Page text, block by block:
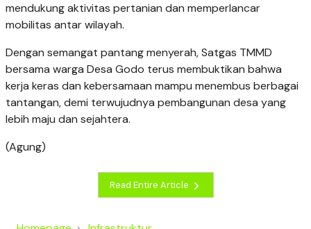
mendukung aktivitas pertanian dan memperlancar
mobilitas antar wilayah.
Dengan semangat pantang menyerah, Satgas TMMD
bersama warga Desa Godo terus membuktikan bahwa
kerja keras dan kebersamaan mampu menembus berbagai
tantangan, demi terwujudnya pembangunan desa yang
lebih maju dan sejahtera.
(Agung)
Read Entire Article